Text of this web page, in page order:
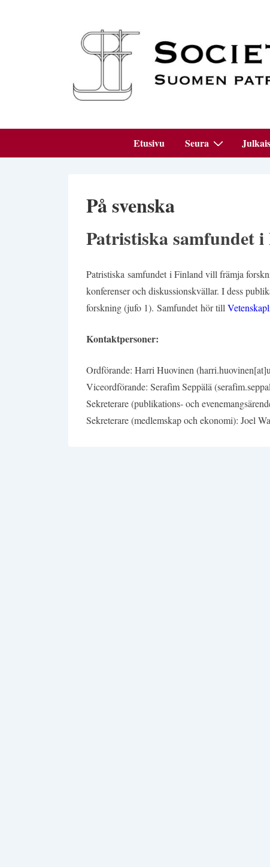
Etusivu Seura
På svenska
Patristiska samfundet
Patristiska samfundet i Finland vill främja
konferenser och diskussionskvällar. I dess
forskning (jufo 1). Samfundet hör till
Kontaktpersoner:
Ordförande: Harri Huovinen
Viceordförande: Serafim Seppälä
Sekreterare (publikations- och
Sekreterare (medlemskap och ekonomi): Joel